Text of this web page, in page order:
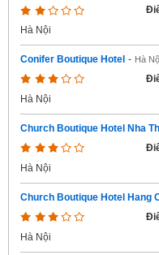
Hà Nội
Conifer Boutique Hotel - Hà
Hà Nội
Church Boutique Hotel Nha
Hà Nội
Church Boutique Hotel Hang
Hà Nội